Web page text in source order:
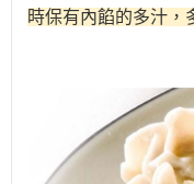
時保有內餡的多汁，